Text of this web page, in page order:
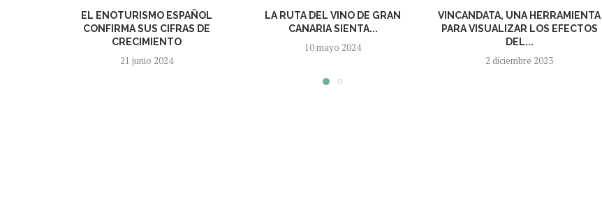
EL ENOTURISMO ESPAÑOL
CONFIRMA SUS CIFRAS DE
CRECIMIENTO
21 junio 2024
LA RUTA DEL VINO DE GRAN
CANARIA SIENTA...
10 mayo 2024
VINCANDATA, UNA HERRAMIENTA
PARA VISUALIZAR LOS EFECTOS
DEL...
2 diciembre 2023